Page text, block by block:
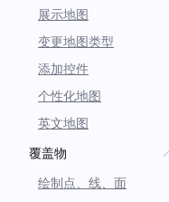
展示地图
变更地图类型
添加控件
个性化地图
英文地图
覆盖物
绘制点、线、面